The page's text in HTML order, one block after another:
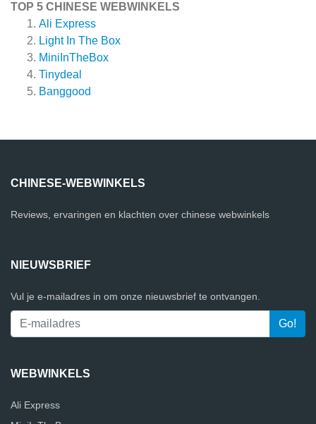
TOP 5 CHINESE WEBWINKELS
Ali Express
Light In The Box
MiniInTheBox
Tinydeal
Banggood
CHINESE-WEBWINKELS
Reviews, ervaringen en klachten over chinese webwinkels
NIEUWSBRIEF
Vul je e-mailadres in om onze nieuwsbrief te ontvangen.
WEBWINKELS
Ali Express